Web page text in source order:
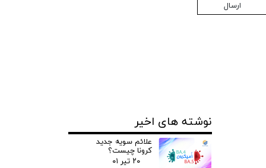
ارسال
نوشته های اخیر
علائم سویه جدید
کرونا چیست؟
۲۰ تیر ۰۱